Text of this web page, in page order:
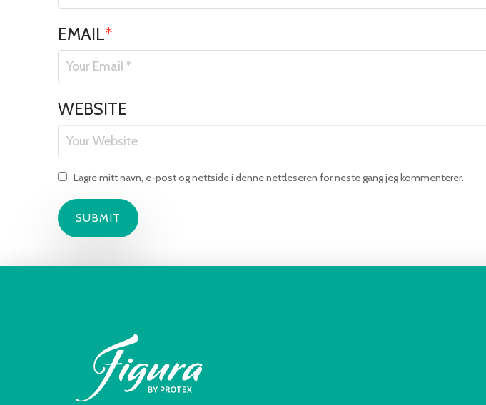
EMAIL*
WEBSITE
Lagre mitt navn, e-post og nettside i denne nettleseren for neste gang jeg kommenterer.